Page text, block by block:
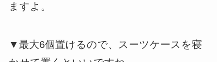
ますよ。
▼最大6個置けるので、スーツケースを寝